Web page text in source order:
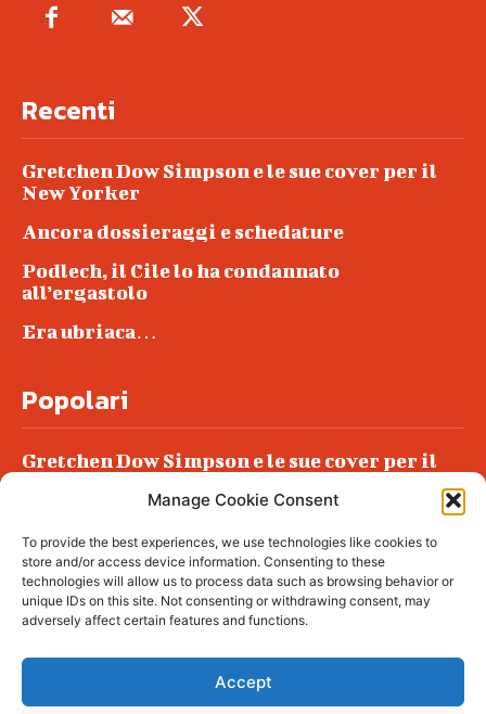
Manage Cookie Consent
To provide the best experiences, we use technologies like cookies to
store and/or access device information. Consenting to these
technologies will allow us to process data such as browsing behavior or
unique IDs on this site. Not consenting or withdrawing consent, may
adversely affect certain features and functions.
Accept
Recenti
Gretchen Dow Simpson e le sue cover per il
New Yorker
Ancora dossieraggi e schedature
Podlech, il Cile lo ha condannato
all’ergastolo
Era ubriaca…
Popolari
Gretchen Dow Simpson e le sue cover per il
Podlech, il Cile lo ha condannato
all’ergastolo
Era ubriaca…